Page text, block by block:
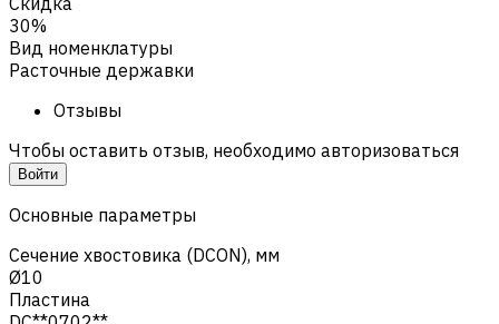
30%
Вид номенклатуры
Расточные державки
Отзывы
Чтобы оставить отзыв, необходимо авторизоваться
Войти
Основные параметры
Сечение хвостовика (DCON), мм
Ø10
Пластина